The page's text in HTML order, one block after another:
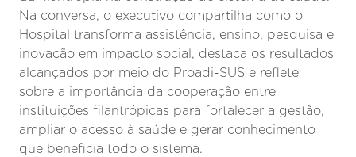
Na conversa, o executivo compartilha como o
Hospital transforma assistência, ensino, pesquisa e
inovação em impacto social, destaca os resultados
alcançados por meio do Proadi-SUS e reflete
sobre a importância da cooperação entre
instituições filantrópicas para fortalecer a gestão,
ampliar o acesso à saúde e gerar conhecimento
que beneficia todo o sistema.